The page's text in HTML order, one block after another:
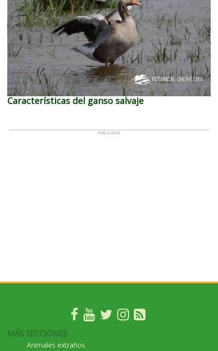
Características del ganso salvaje
MÁS SECCIONES
Animales extraños